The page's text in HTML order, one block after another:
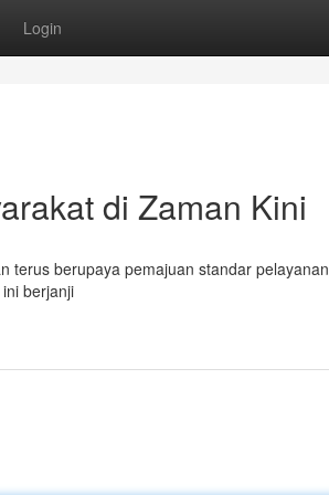
Login
di Zaman Kini
terus berupaya pemajuan standar pelayanan
berjanji